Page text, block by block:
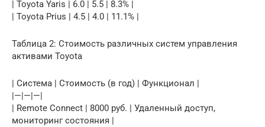
| Toyota Yaris | 6.0 | 5.5 | 8.3% |
| Toyota Prius | 4.5 | 4.0 | 11.1% |
Таблица 2: Стоимость различных систем управления
активами Toyota
| Система | Стоимость (в год) | Функционал |
|—|—|—|
| Remote Connect | 8000 руб. | Удаленный доступ,
мониторинг состояния |